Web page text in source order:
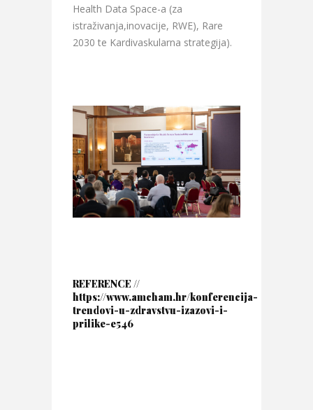
Health Data Space-a (za
istraživanja,inovacije, RWE), Rare
2030 te Kardivaskularna strategija).
REFERENCE //
https://www.amcham.hr/konferencija-
trendovi-u-zdravstvu-izazovi-i-
prilike-e546